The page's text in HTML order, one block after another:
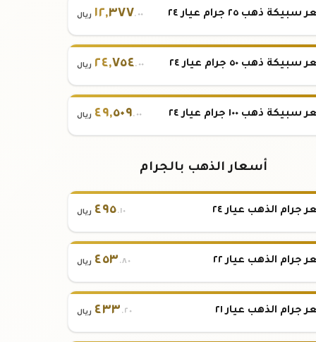
ذهب ٢٥ جرام عيار ٢٤ ١٢,٣٧٧.٠٠ ريال
ذهب ٥٠ جرام عيار ٢٤ ٢٤,٧٥٤.٠٠ ريال
ذهب ١٠٠ جرام عيار ٢٤ ٤٩,٥٠٩.٠٠ ريال
أسعار الذهب بالجرام
جرام الذهب عيار ٢٤ ٤٩٥.١٠ ريال
جرام الذهب عيار ٢٢ ٤٥٣ .٨٠ ريال
جرام الذهب عيار ٢١ ٤٣٣ .٢٠ ريال